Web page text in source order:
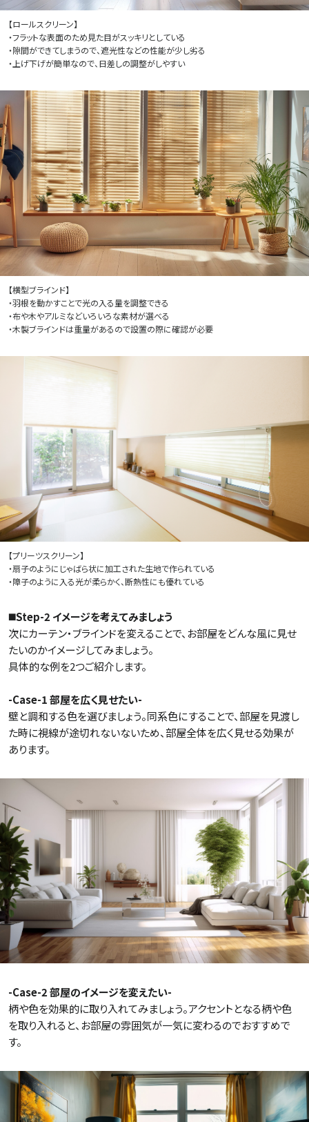
【ロールスクリーン】
・フラットな表面のため見た目がスッキリとしている
・隙間ができてしまうので、遮光性などの性能が少し劣る
・上げ下げが簡単なので、日差しの調整がしやすい
【横型ブラインド】
・羽根を動かすことで光の入る量を調整できる
・布や木やアルミなどいろいろな素材が選べる
・木製ブラインドは重量があるので設置の際に確認が必要
【プリーツスクリーン】
・扇子のようにじゃばら状に加工された生地で作られている
・障子のように入る光が柔らかく、断熱性にも優れている
◼️Step-2 イメージを考えてみましょう
次にカーテン・ブラインドを変えることで、お部屋をどんな風に見せ
たいのかイメージしてみましょう。
具体的な例を2つご紹介します。
-Case-1 部屋を広く見せたい-
壁と調和する色を選びましょう。同系色にすることで、部屋を見渡し
た時に視線が途切れないないため、部屋全体を広く見せる効果が
あります。
-Case-2 部屋のイメージを変えたい-
柄や色を効果的に取り入れてみましょう。アクセントとなる柄や色
を取り入れると、お部屋の雰囲気が一気に変わるのでおすすめで
す。